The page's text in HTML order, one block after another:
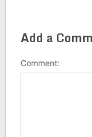
Add a
Comment: